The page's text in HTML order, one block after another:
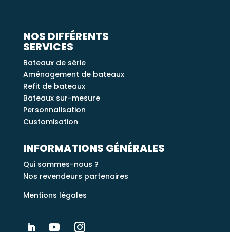
NOS DIFFÉRENTS
SERVICES
Bateaux de série
Aménagement de bateaux
Refit de bateaux
Bateaux sur-mesure
Personnalisation
Customisation
INFORMATIONS GÉNÉRALES
Qui sommes-nous ?
Nos revendeurs partenaires
Mentions légales